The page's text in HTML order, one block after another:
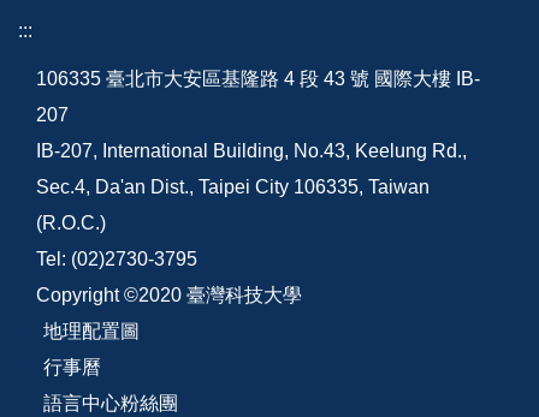
:::
106335 臺北市大安區基隆路 4 段 43 號 國際大樓 IB-
207
IB-207, International Building, No.43, Keelung Rd.,
Sec.4, Da'an Dist., Taipei City 106335, Taiwan
(R.O.C.)
Tel: (02)2730-3795
Copyright ©2020 臺灣科技大學
地理配置圖
行事曆
語言中心粉絲團